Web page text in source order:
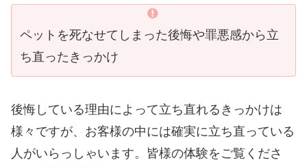
ペットを死なせてしまった後悔や罪悪感から立
ち直ったきっかけ
後悔している理由によって立ち直れるきっかけは
様々ですが、お客様の中には確実に立ち直っている
人がいらっしゃいます。皆様の体験をご覧くださ